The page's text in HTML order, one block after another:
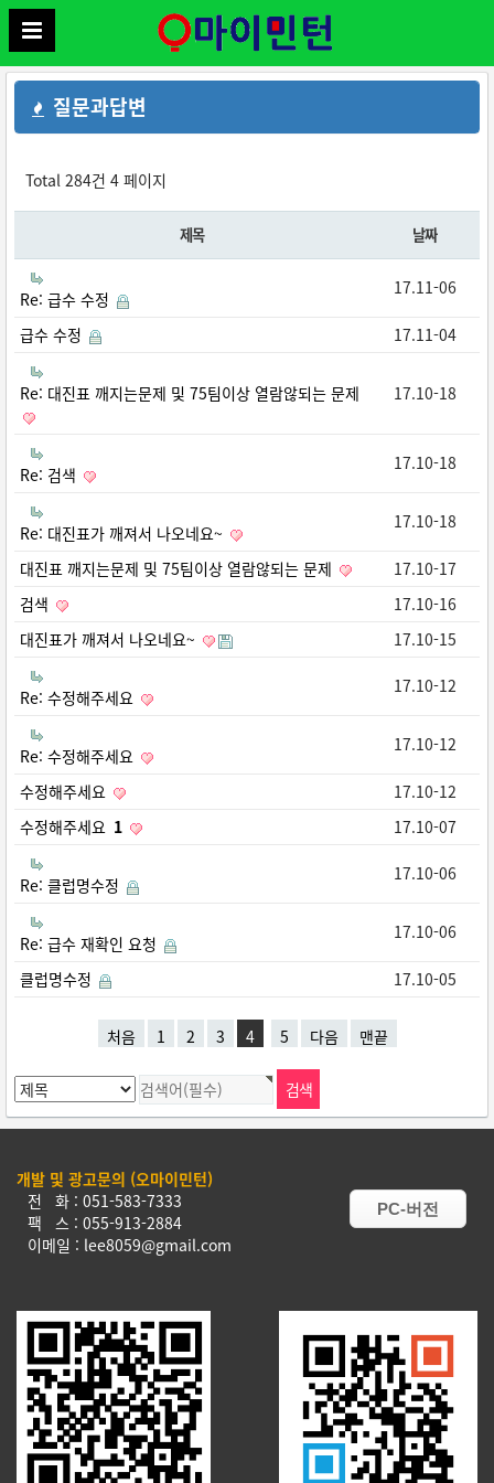
질문과답변
Total 284건 4 페이지
제목 날짜
Re: 급수 수정
17.11-06
급수 수정 17.11-04
Re: 대진표 깨지는문제 및 75팀이상 열람않되는 문제 17.10-18
Re: 검색
17.10-18
Re: 대진표가 깨져서 나오네요~
17.10-18
대진표 깨지는문제 및 75팀이상 열람않되는 문제
17.10-17
검색
17.10-16
대진표가 깨져서 나오네요~
17.10-15
Re: 수정해주세요
17.10-12
Re: 수정해주세요
17.10-12
수정해주세요
17.10-12
수정해주세요 1 17.10-07
Re: 클럽명수정
17.10-06
Re: 급수 재확인 요청
17.10-06
클럽명수정 17.10-05
처음 1 2 3 4 5 다음 맨끝
개발 및 광고문의 (오마이민턴)
전 화 : 051-583-7333
팩 스 : 055-913-2884
이메일 : lee8059@gmail.com
PC-버전